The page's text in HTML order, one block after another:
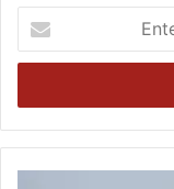
your
Email